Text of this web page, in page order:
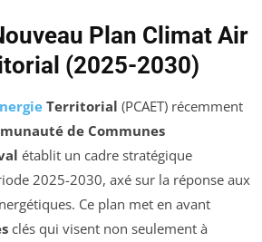
Plan Climat Air
(2025-2030)
Territorial (PCAET) récemment
de Communes
établit un cadre stratégique
2025-2030, axé sur la réponse aux
Ce plan met en avant
clés qui visent non seulement à